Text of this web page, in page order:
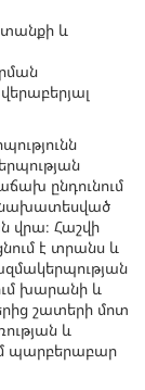
և
ընդունում
վրա։ Հաշվի
է տրանս և
խարանի և
շատերի մոտ
և
պարբերաբար